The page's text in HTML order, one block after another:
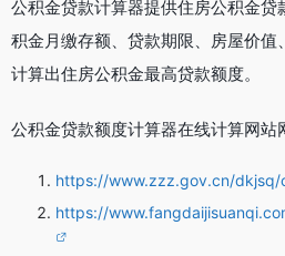
公积金贷款计算器提供住房公积金贷
积金月缴存额、贷款期限、房屋价值
计算出住房公积金最高贷款额度。
公积金贷款额度计算器在线计算网站
https://www.zzz.gov.cn/dkjsq/
https://